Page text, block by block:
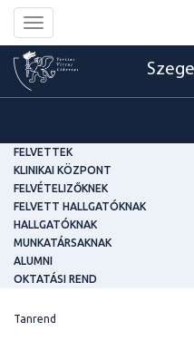
Toggle
navigation
FELVETTEK
KLINIKAI KÖZPONT
FELVÉTELIZŐKNEK
FELVETT HALLGATÓKNAK
HALLGATÓKNAK
MUNKATÁRSAKNAK
ALUMNI
OKTATÁSI REND
Tanrend